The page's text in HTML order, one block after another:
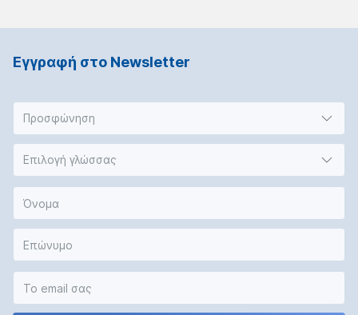
Εγγραφή στο Νewsletter
Προσφώνηση
Επιλογή γλώσσας